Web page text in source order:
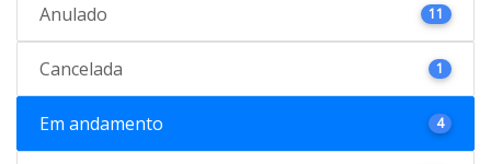
Anulado 11
Cancelada 1
Em andamento 4